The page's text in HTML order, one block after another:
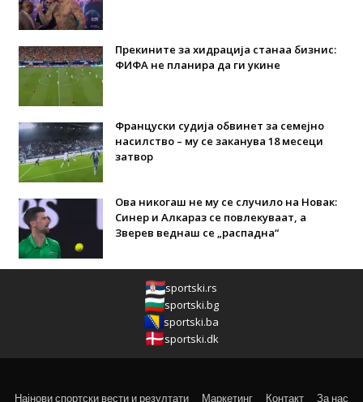
Прекините за хидрација станаа бизнис:
ФИФА не планира да ги укине
Француски судија обвинет за семејно
насилство – му се заканува 18 месеци
затвор
Ова никогаш не му се случило на Новак:
Синер и Алкараз се повлекуваат, а
Зверев веднаш се „распадна“
sportski.rs
sportski.bg
sportski.ba
sportski.dk
Најнови спортски вести и резултати Маркетинг Контакт За нас